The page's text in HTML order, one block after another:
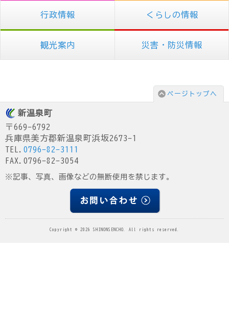
行政情報 くらしの情報
観光案内 災害・防災情報
ページトップへ
新温泉町
〒669-6792
兵庫県美方郡新温泉町浜坂2673-1
TEL. 0796-82-3111
FAX.0796-82-3054
※記事、写真、画像などの無断使用を禁じます。
Copyright © 2026 SHINONSENCHO. All rights reserved.